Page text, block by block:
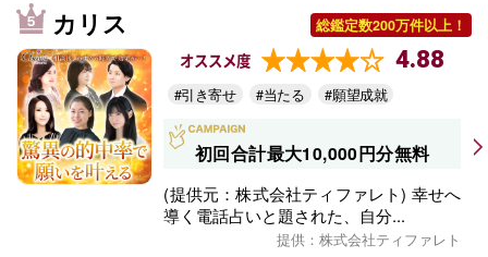
カリス 総鑑定数200万件以上！
オススメ度 4.88
#引き寄せ #当たる #願望成就
初回合計最大10,000円分無料
(提供元：株式会社ティファレト) 幸せへ
導く電話占いと題された、自分...
提供：株式会社ティファレト